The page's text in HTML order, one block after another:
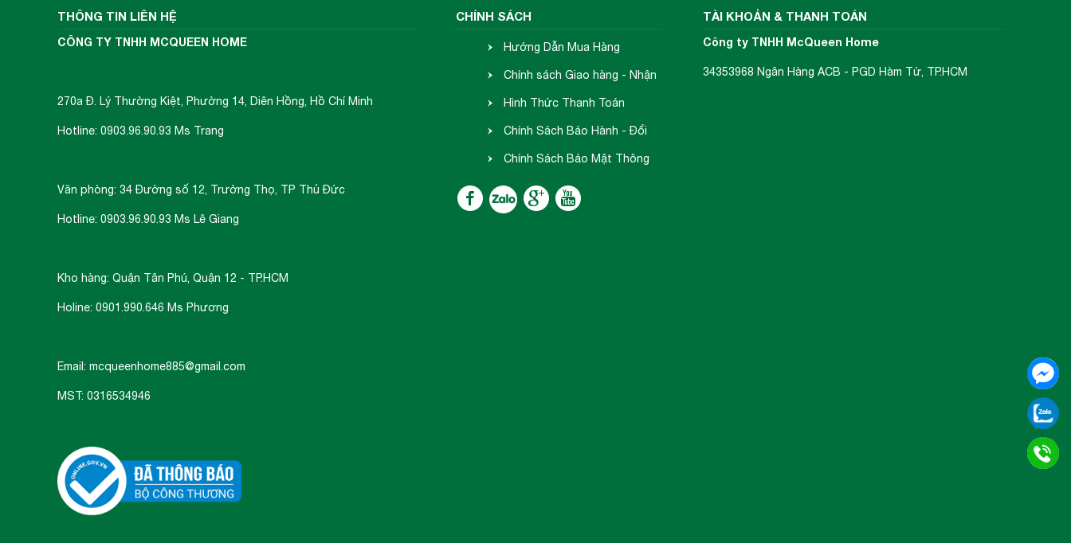
THÔNG TIN LIÊN HỆ
CÔNG TY TNHH MCQUEEN HOME
270a Đ. Lý Thường Kiệt, Phường 14, Diên Hồng, Hồ Chí Minh
Hotline: 0903.96.90.93 Ms Trang
Văn phòng: 34 Đường số 12, Trường Thọ, TP Thủ Đức
Hotline: 0903.96.90.93 Ms Lê Giang
Kho hàng: Quận Tân Phú, Quận 12 - TP.HCM
Holine: 0901.990.646 Ms Phương
Email: mcqueenhome885@gmail.com
MST: 0316534946
CHÍNH SÁCH
Hướng Dẫn Mua Hàng
Chính sách Giao hàng - Nhận
hàng
Hình Thức Thanh Toán
Chính Sách Bảo Hành - Đổi
Trả
Chính Sách Bảo Mật Thông
Tin
TÀI KHOẢN & THANH TOÁN
Công ty TNHH McQueen Home
34353968 Ngân Hàng ACB - PGD Hàm Tử, TP.HCM